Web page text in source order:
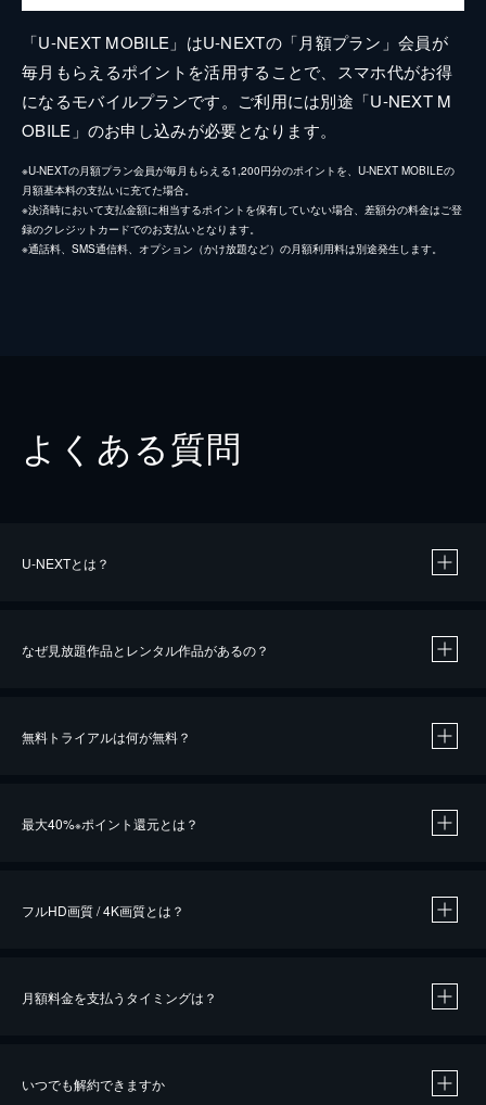
「U-NEXT MOBILE」はU-NEXTの「月額プラン」会員が
毎月もらえるポイントを活用することで、スマホ代がお得
になるモバイルプランです。ご利用には別途「U-NEXT M
OBILE」のお申し込みが必要となります。
※U-NEXTの月額プラン会員が毎月もらえる1,200円分のポイントを、U-NEXT MOBILEの
月額基本料の支払いに充てた場合。
※決済時において支払金額に相当するポイントを保有していない場合、差額分の料金はご登
録のクレジットカードでのお支払いとなります。
※通話料、SMS通信料、オプション（かけ放題など）の月額利用料は別途発生します。
よくある質問
U-NEXTとは？
なぜ見放題作品とレンタル作品があるの？
無料トライアルは何が無料？
最大40%※ポイント還元とは？
※40％ポイント還元の対象は、クレジットカード決済による作品の購入 / レンタルです。
フルHD画質 / 4K画質とは？
月額料金を支払うタイミングは？
いつでも解約できますか